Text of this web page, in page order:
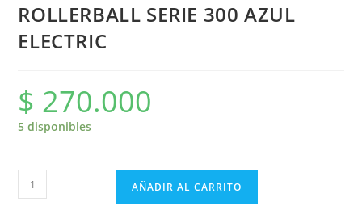
ROLLERBALL SERIE 300 AZUL
ELECTRIC
$ 270.000
5 disponibles
AÑADIR AL CARRITO